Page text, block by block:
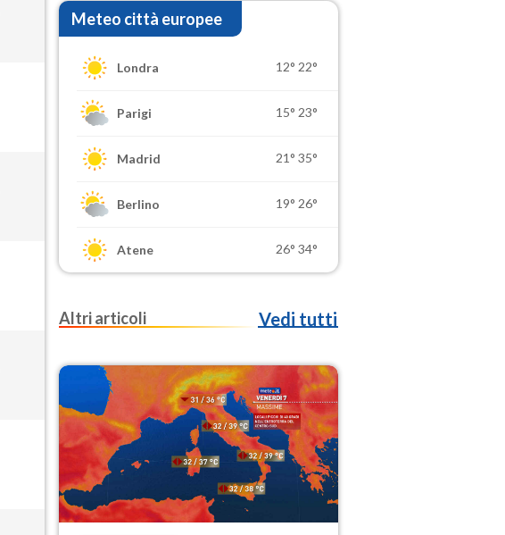
Meteo città europee
Londra 12° 22°
Parigi 15° 23°
Madrid 21° 35°
Berlino 19° 26°
Atene 26° 34°
Altri articoli Vedi tutti